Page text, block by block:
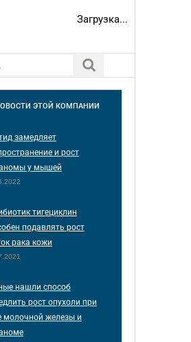
Загрузка...
ЭТОЙ КОМПАНИИ
замедляет
и рост
у мышей
тигециклин
подавлять рост
рака кожи
нашли способ
рост опухоли при
молочной железы и